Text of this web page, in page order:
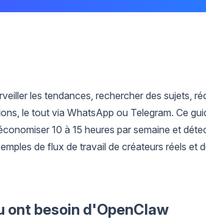
les tendances, rechercher des sujets,
le tout via WhatsApp ou Telegram. Ce
10 à 15 heures par semaine et
de flux de travail de créateurs réels et
ont besoin d'OpenClaw